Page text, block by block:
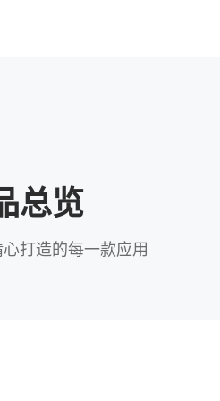
总览
打造的每一款应用